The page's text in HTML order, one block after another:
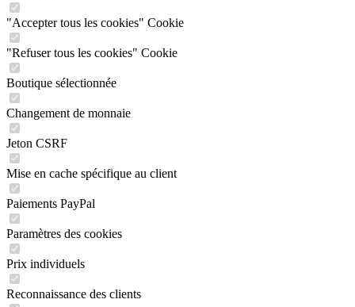
"Accepter tous les cookies" Cookie
"Refuser tous les cookies" Cookie
Boutique sélectionnée
Changement de monnaie
Jeton CSRF
Mise en cache spécifique au client
Paiements PayPal
Paramètres des cookies
Prix individuels
Reconnaissance des clients